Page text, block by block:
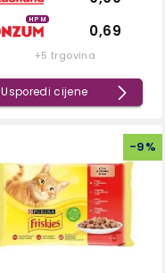
HPM
0,69
+5 trgovina
Usporedi cijene
-9%